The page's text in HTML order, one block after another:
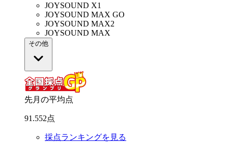
JOYSOUND X1
JOYSOUND MAX GO
JOYSOUND MAX2
JOYSOUND MAX
その他
先月の平均点
91 .552点
採点ランキングを見る